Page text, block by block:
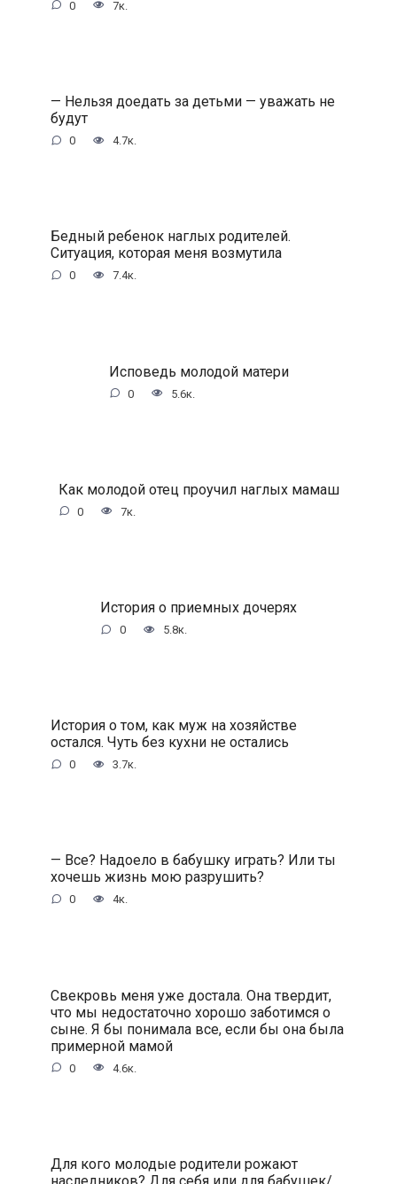
0 7к.
— Нельзя доедать за детьми — уважать не
будут
0 4.7к.
Бедный ребенок наглых родителей.
Ситуация, которая меня возмутила
0 7.4к.
Исповедь молодой матери
0 5.6к.
Как молодой отец проучил наглых мамаш
0 7к.
История о приемных дочерях
0 5.8к.
История о том, как муж на хозяйстве
остался. Чуть без кухни не остались
0 3.7к.
— Все? Надоело в бабушку играть? Или ты
хочешь жизнь мою разрушить?
0 4к.
Свекровь меня уже достала. Она твердит,
что мы недостаточно хорошо заботимся о
сыне. Я бы понимала все, если бы она была
примерной мамой
0 4.6к.
Для кого молодые родители рожают
наследников? Для себя или для бабушек/